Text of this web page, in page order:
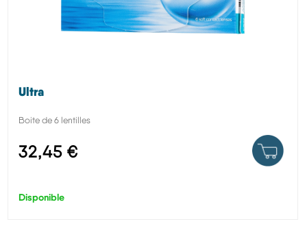
Ultra
Boite de 6 lentilles
32,45 €
Disponible